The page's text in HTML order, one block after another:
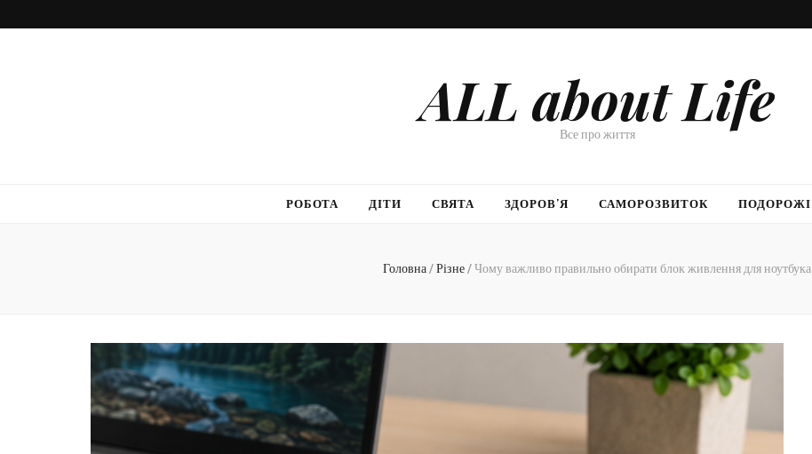
ALL about Life
Все про життя
РОБОТА ДІТИ СВЯТА ЗДОРОВ’Я САМОРОЗВИТОК ПОДОРОЖІ
Головна/Різне/Чому важливо правильно обирати блок живлення для ноутбука